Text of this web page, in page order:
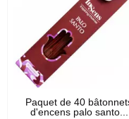
EN STOCK
Paquet de 40
d'encens palo santo...